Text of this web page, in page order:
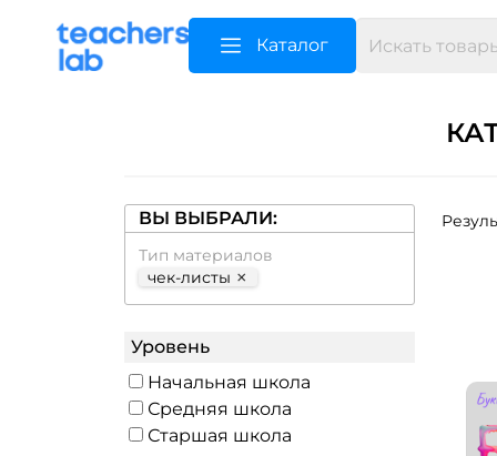
Каталог
ВЫ ВЫБРАЛИ:
Тип материалов
чек-листы ×
Уровень
Начальная школа
Средняя школа
Старшая школа